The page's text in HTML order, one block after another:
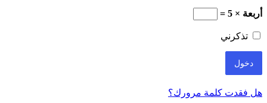
أربعة × 5 =
تذكرني
هل فقدت كلمة مرورك؟